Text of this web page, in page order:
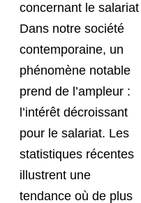
concernant le salariat
Dans notre société
contemporaine, un
phénomène notable
prend de l’ampleur :
l’intérêt décroissant
pour le salariat. Les
statistiques récentes
illustrent une
tendance où de plus